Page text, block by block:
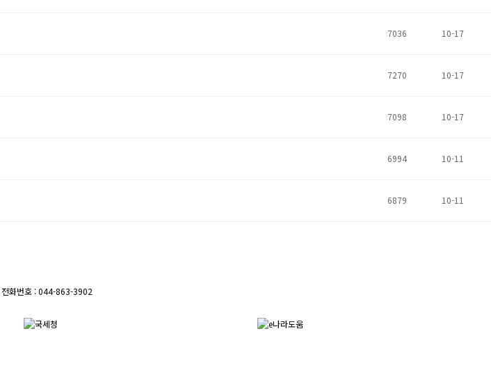
7036 10-17
7270 10-17
7098 10-17
6994 10-11
6879 10-11
전화번호 : 044-863-3902